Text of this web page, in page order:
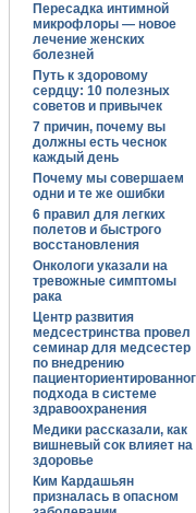
Пересадка интимной
микрофлоры — новое
лечение женских
болезней
Путь к здоровому
сердцу: 10 полезных
советов и привычек
7 причин, почему вы
должны есть чеснок
каждый день
Почему мы совершаем
одни и те же ошибки
6 правил для легких
полетов и быстрого
восстановления
Онкологи указали на
тревожные симптомы
рака
Центр развития
медсестринства провел
семинар для медсестер
по внедрению
подхода в системе
здравоохранения
Медики рассказали, как
вишневый сок влияет на
здоровье
Ким Кардашьян
призналась в опасном